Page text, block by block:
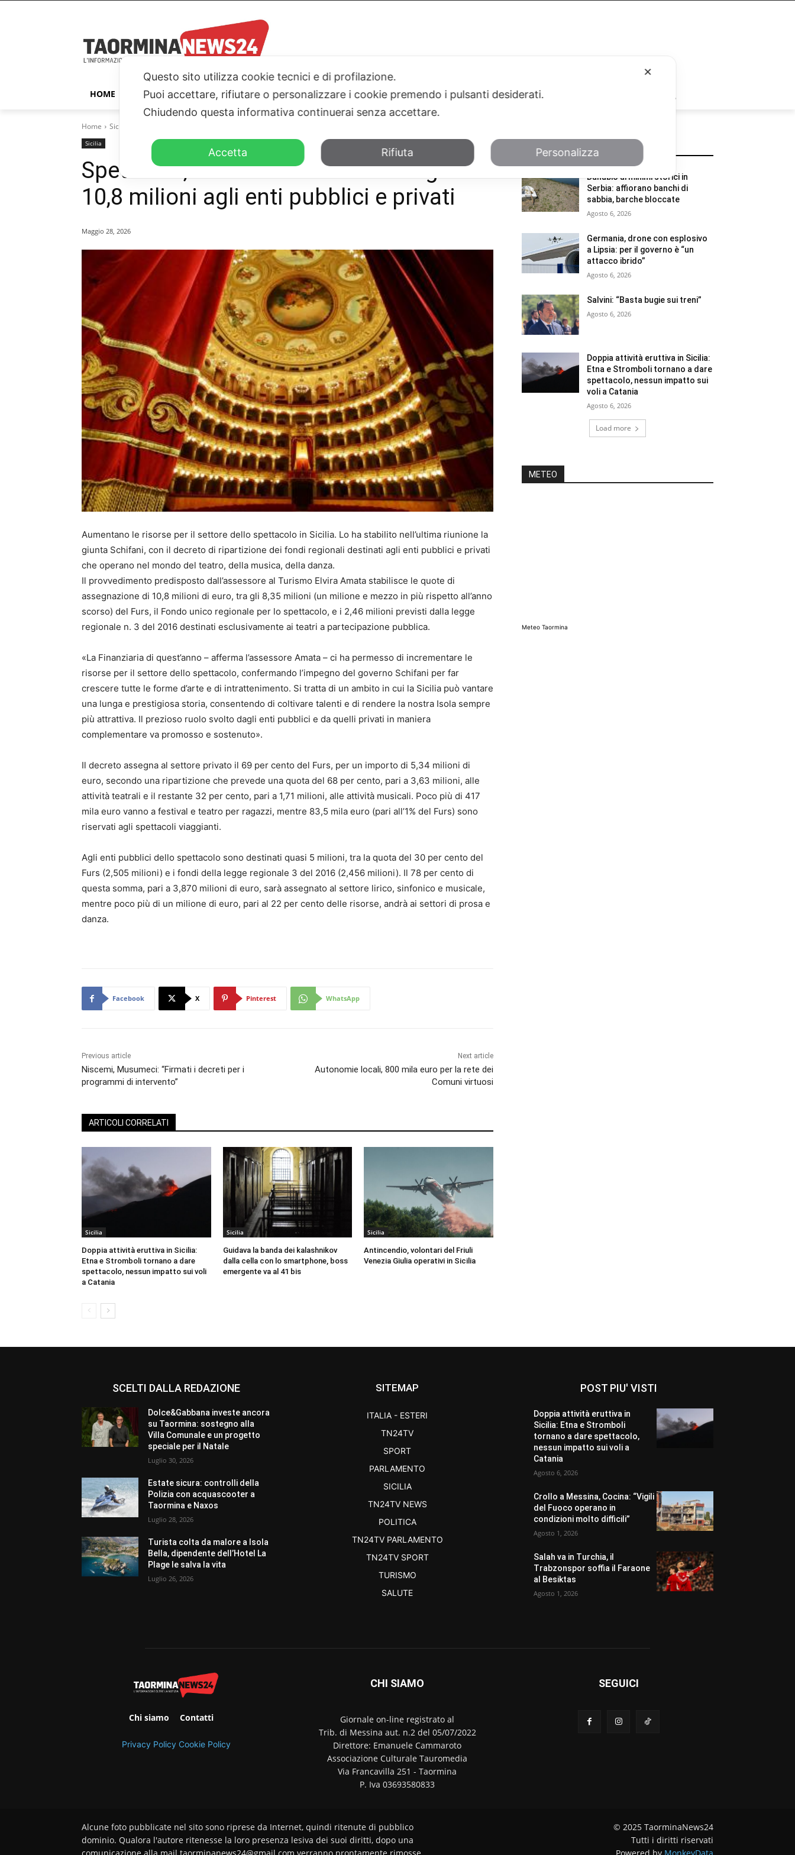
HOME TAORMINA ITALIA – ESTERI PARLAMENTO SICILIA SALUTE SPORT TN24TV
Home Sicilia
Sicilia
Spettacoli, la Giunta Schifani assegna
10,8 milioni agli enti pubblici e privati
Maggio 28, 2026
Aumentano le risorse per il settore dello spettacolo in Sicilia. Lo ha stabilito nell’ultima riunione la
giunta Schifani, con il decreto di ripartizione dei fondi regionali destinati agli enti pubblici e privati
che operano nel mondo del teatro, della musica, della danza.
Il provvedimento predisposto dall’assessore al Turismo Elvira Amata stabilisce le quote di
assegnazione di 10,8 milioni di euro, tra gli 8,35 milioni (un milione e mezzo in più rispetto all’anno
scorso) del Furs, il Fondo unico regionale per lo spettacolo, e i 2,46 milioni previsti dalla legge
regionale n. 3 del 2016 destinati esclusivamente ai teatri a partecipazione pubblica.
«La Finanziaria di quest’anno – afferma l’assessore Amata – ci ha permesso di incrementare le
risorse per il settore dello spettacolo, confermando l’impegno del governo Schifani per far
crescere tutte le forme d’arte e di intrattenimento. Si tratta di un ambito in cui la Sicilia può vantare
una lunga e prestigiosa storia, consentendo di coltivare talenti e di rendere la nostra Isola sempre
più attrattiva. Il prezioso ruolo svolto dagli enti pubblici e da quelli privati in maniera
complementare va promosso e sostenuto».
Il decreto assegna al settore privato il 69 per cento del Furs, per un importo di 5,34 milioni di
euro, secondo una ripartizione che prevede una quota del 68 per cento, pari a 3,63 milioni, alle
attività teatrali e il restante 32 per cento, pari a 1,71 milioni, alle attività musicali. Poco più di 417
mila euro vanno a festival e teatro per ragazzi, mentre 83,5 mila euro (pari all’1% del Furs) sono
riservati agli spettacoli viaggianti.
Agli enti pubblici dello spettacolo sono destinati quasi 5 milioni, tra la quota del 30 per cento del
Furs (2,505 milioni) e i fondi della legge regionale 3 del 2016 (2,456 milioni). Il 78 per cento di
questa somma, pari a 3,870 milioni di euro, sarà assegnato al settore lirico, sinfonico e musicale,
mentre poco più di un milione di euro, pari al 22 per cento delle risorse, andrà ai settori di prosa e
danza.
Facebook X Pinterest WhatsApp
Previous article
Niscemi, Musumeci: “Firmati i decreti per i
programmi di intervento”
Next article
Autonomie locali, 800 mila euro per la rete dei
Comuni virtuosi
ARTICOLI CORRELATI
Sicilia
Doppia attività eruttiva in Sicilia:
Etna e Stromboli tornano a dare
spettacolo, nessun impatto sui voli
a Catania
Sicilia
Guidava la banda dei kalashnikov
dalla cella con lo smartphone, boss
emergente va al 41 bis
Sicilia
Antincendio, volontari del Friuli
Venezia Giulia operativi in Sicilia
POTREBBE INTERESSARTI
Danubio ai minimi storici in
Serbia: affiorano banchi di
sabbia, barche bloccate
Agosto 6, 2026
Germania, drone con esplosivo
a Lipsia: per il governo è “un
attacco ibrido”
Agosto 6, 2026
Salvini: “Basta bugie sui treni”
Agosto 6, 2026
Doppia attività eruttiva in Sicilia:
Etna e Stromboli tornano a dare
spettacolo, nessun impatto sui
voli a Catania
Agosto 6, 2026
Load more
METEO
Meteo Taormina
SCELTI DALLA REDAZIONE
Dolce&Gabbana investe ancora
su Taormina: sostegno alla
Villa Comunale e un progetto
speciale per il Natale
Luglio 30, 2026
Estate sicura: controlli della
Polizia con acquascooter a
Taormina e Naxos
Luglio 28, 2026
Turista colta da malore a Isola
Bella, dipendente dell’Hotel La
Plage le salva la vita
Luglio 26, 2026
SITEMAP
ITALIA - ESTERI
TN24TV
SPORT
PARLAMENTO
SICILIA
TN24TV NEWS
POLITICA
TN24TV PARLAMENTO
TN24TV SPORT
TURISMO
SALUTE
POST PIU' VISTI
Doppia attività eruttiva in
Sicilia: Etna e Stromboli
tornano a dare spettacolo,
nessun impatto sui voli a
Catania
Agosto 6, 2026
Crollo a Messina, Cocina: “Vigili
del Fuoco operano in
condizioni molto difficili”
Agosto 1, 2026
Salah va in Turchia, il
Trabzonspor soffia il Faraone
al Besiktas
Agosto 1, 2026
Chi siamo Contatti
Privacy Policy Cookie Policy
CHI SIAMO
Giornale on-line registrato al
Trib. di Messina aut. n.2 del 05/07/2022
Direttore: Emanuele Cammaroto
Associazione Culturale Tauromedia
Via Francavilla 251 - Taormina
P. Iva 03693580833
SEGUICI
Alcune foto pubblicate nel sito sono riprese da Internet, quindi ritenute di pubblico
dominio. Qualora l'autore ritenesse la loro presenza lesiva dei suoi diritti, dopo una
© 2025 TaorminaNews24
Tutti i diritti riservati
✕
Questo sito utilizza cookie tecnici e di profilazione.
Puoi accettare, rifiutare o personalizzare i cookie premendo i pulsanti desiderati.
Chiudendo questa informativa continuerai senza accettare.
Accetta Rifiuta Personalizza